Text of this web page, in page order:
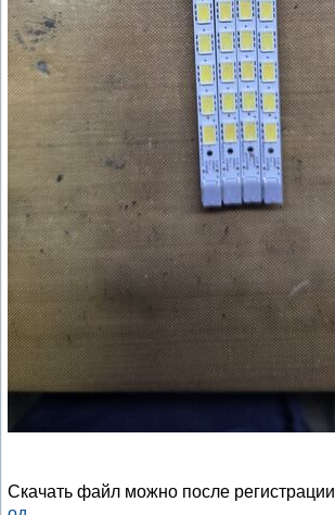
Скачать файл можно после регистрации